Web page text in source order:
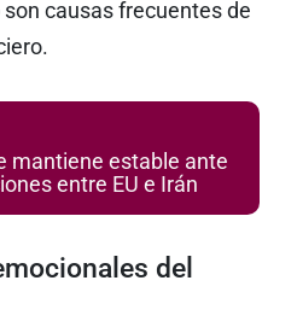
causas frecuentes de
mantiene estable ante
entre EU e Irán
del